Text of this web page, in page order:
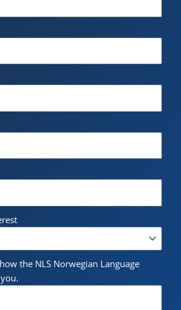
the NLS Norwegian Language